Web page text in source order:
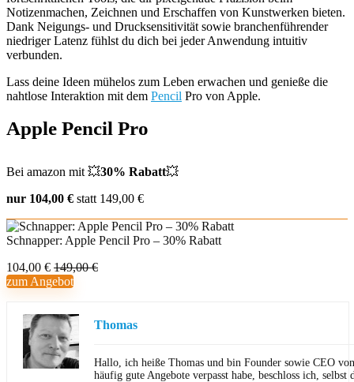
Notizenmachen, Zeichnen und Erschaffen von Kunstwerken bieten.
Dank Neigungs- und Drucksensitivität sowie branchenführender
niedriger Latenz fühlst du dich bei jeder Anwendung intuitiv
verbunden.
Lass deine Ideen mühelos zum Leben erwachen und genieße die
nahtlose Interaktion mit dem Pencil Pro von Apple.
Apple Pencil Pro
Bei amazon mit 💥30% Rabatt💥
nur 104,00 € statt 149,00 €
Schnapper: Apple Pencil Pro – 30% Rabatt
104,00 € 149,00 €
zum Angebot
Thomas
Hallo, ich heiße Thomas und bin Founder sowie CEO
häufig gute Angebote verpasst habe, beschloss ich,